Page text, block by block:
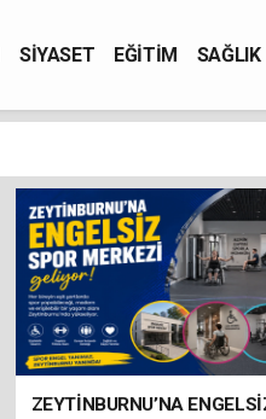
SİYASET EĞİTİM SAĞLIK
ZEYTİNBURNU’NA